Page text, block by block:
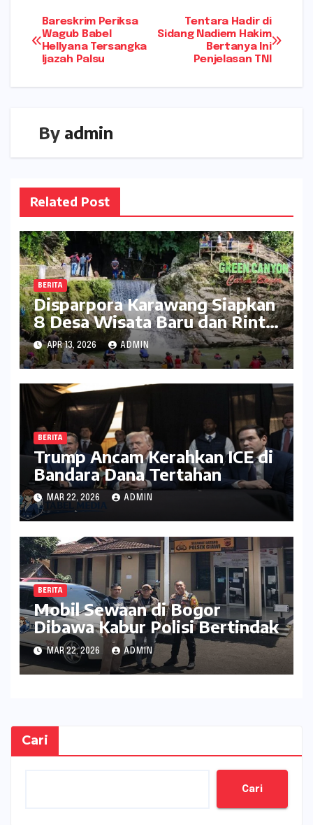
Navigasi
pos
Tentara Hadir di
Sidang Nadiem Hakim
Bertanya Ini
Penjelasan TNI
Bareskrim Periksa
Wagub Babel
Hellyana Tersangka
Ijazah Palsu
By admin
Related Post
BERITA
Disparpora Karawang Siapkan
8 Desa Wisata Baru dan Rintis
Travel Pattern Pariwisata
APR 13, 2026 ADMIN
BERITA
Trump Ancam Kerahkan ICE di
Bandara Dana Tertahan
MAR 22, 2026 ADMIN
BERITA
Mobil Sewaan di Bogor
Dibawa Kabur Polisi Bertindak
MAR 22, 2026 ADMIN
Cari
Cari